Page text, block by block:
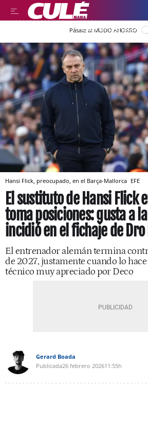
LEER EN
Pásate al MODO AHORRO
Hansi Flick, preocupado, en el Barça-Mallorca EFE
El sustituto de Hansi Flick
toma posiciones: gusta a
incidió en el fichaje de Dro
El entrenador alemán termina
de 2027, justamente cuando lo
técnico muy apreciado por Deco
Gerard Boada
Publicada26 febrero 202611:55h